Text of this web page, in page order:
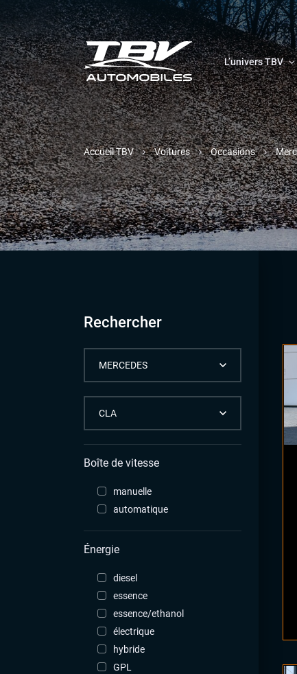
L’univers TBV
Accueil TBV Voitures Occasions
Rechercher
Boîte de vitesse
manuelle
automatique
Énergie
diesel
essence
essence/ethanol
électrique
hybride
GPL